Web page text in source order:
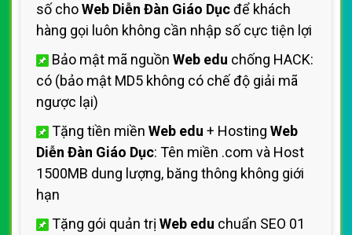
số choWeb Diễn Đàn Giáo Dụcđể khách
hàng gọi luôn không cần nhập số cực tiện lợi
Bảo mật mã nguồn Web edu chống HACK:
có (bảo mật MD5 không có chế độ giải mã
ngược lại)
Tặng tiền miền Web edu + Hosting Web
Diễn Đàn Giáo Dục: Tên miền .com và Host
1500MB dung lượng, băng thông không giới
hạn
Tặng gói quản trị Web edu chuẩn SEO 01